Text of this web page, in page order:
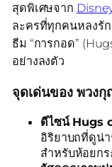
สุดพิเศษจาก
ละครที่ทุกคนหลงรั
ธีม “การกอด”
อย่างลงตัว
จุดเด่นของ พวง
ดีไซน์ Hugs
อิริยาบถที่ดูน่
สำหรับห้อยกร